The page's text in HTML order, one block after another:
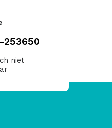
253650
niet